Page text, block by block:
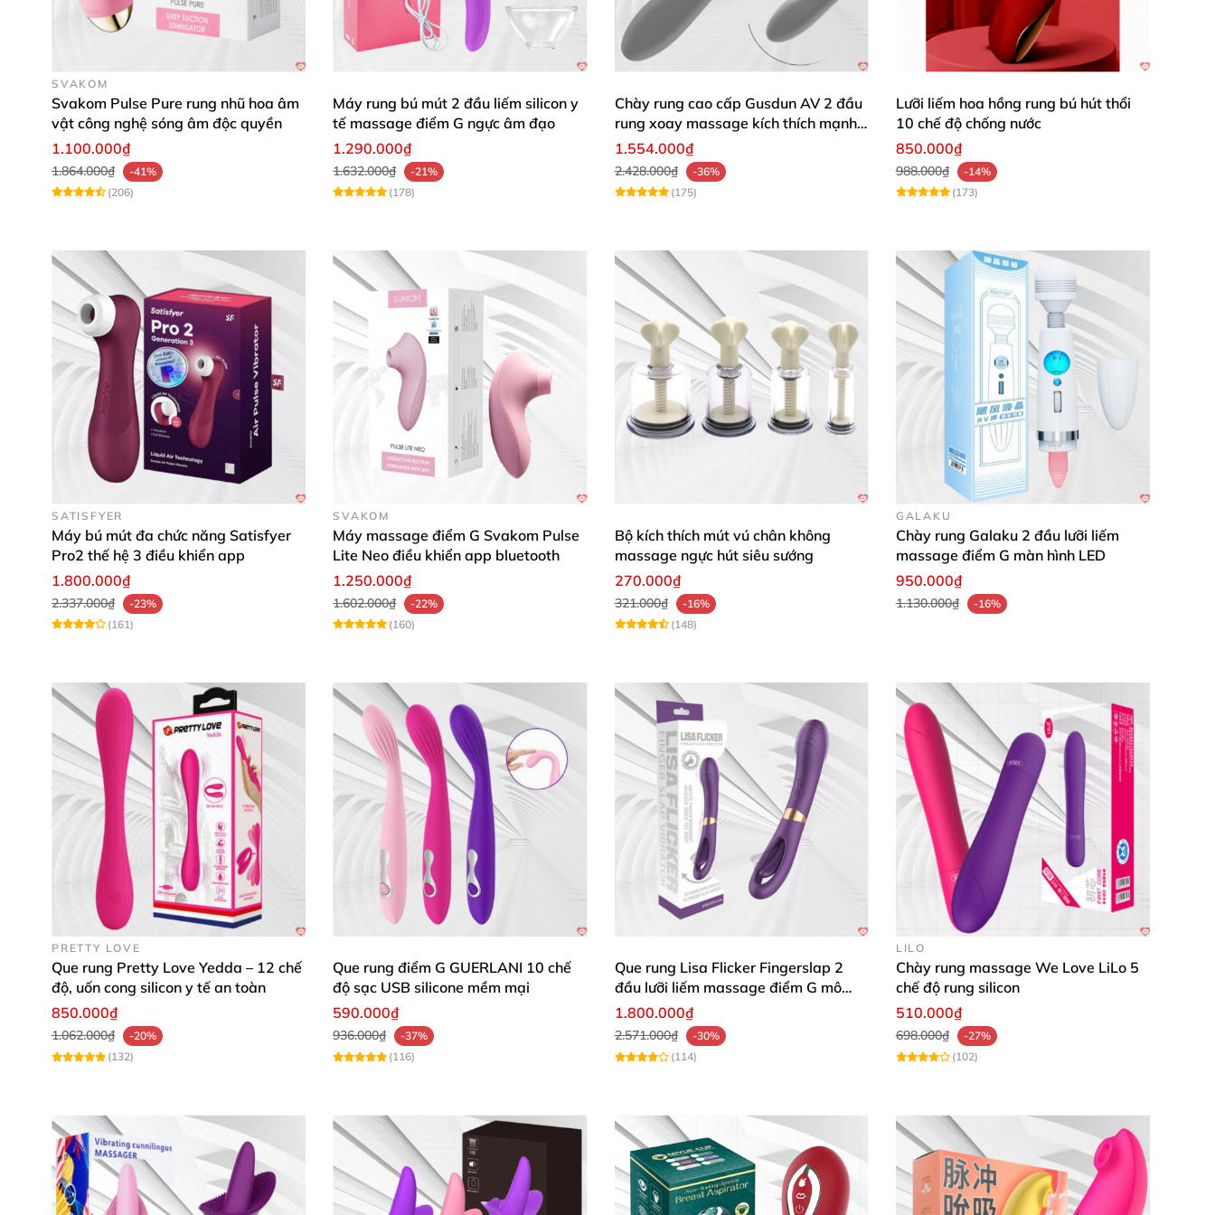
SVAKOM
Svakom Pulse Pure rung nhũ hoa âm
vật công nghệ sóng âm độc quyền
1.100.000₫
1.864.000₫
-41%
(206)
Máy rung bú mút 2 đầu liếm silicon y
tế massage điểm G ngực âm đạo
1.290.000₫
1.632.000₫
-21%
(178)
Chày rung cao cấp Gusdun AV 2 đầu
rung xoay massage kích thích mạnh
mẽ cho nữ
1.554.000₫
2.428.000₫
-36%
(175)
Lưỡi liếm hoa hồng rung bú hút thổi
10 chế độ chống nước
850.000₫
988.000₫
-14%
(173)
SATISFYER
Máy bú mút đa chức năng Satisfyer
Pro2 thế hệ 3 điều khiển app
1.800.000₫
2.337.000₫
-23%
(161)
SVAKOM
Máy massage điểm G Svakom Pulse
Lite Neo điều khiển app bluetooth
1.250.000₫
1.602.000₫
-22%
(160)
Bộ kích thích mút vú chân không
massage ngực hút siêu sướng
270.000₫
321.000₫
-16%
(148)
GALAKU
Chày rung Galaku 2 đầu lưỡi liếm
massage điểm G màn hình LED
950.000₫
1.130.000₫ -16%
PRETTY LOVE
Que rung Pretty Love Yedda – 12 chế
độ, uốn cong silicon y tế an toàn
850.000₫
1.062.000₫
-20%
(132)
Que rung điểm G GUERLANI 10 chế
độ sạc USB silicone mềm mại
590.000₫
936.000₫
-37%
(116)
Que rung Lisa Flicker Fingerslap 2
đầu lưỡi liếm massage điểm G mô
phỏng
1.800.000₫
2.571.000₫
-30%
(114)
LILO
Chày rung massage We Love LiLo 5
chế độ rung silicon
510.000₫
698.000₫
-27%
(102)